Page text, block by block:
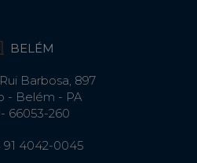
BELÉM
Barbosa, 897
- Belém - PA
66053-260
91 4042-0045